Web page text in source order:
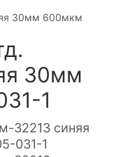
30мм 600мкм
30мм
1